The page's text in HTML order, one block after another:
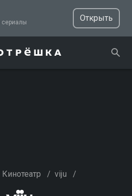
ТВ, фильмы и сериалы
Открыть
Кинотеатр / viju /